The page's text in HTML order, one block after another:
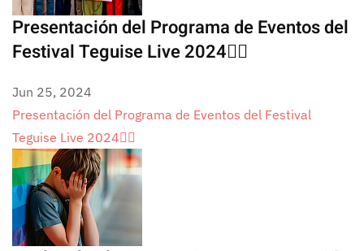
Presentación del Programa de Eventos del
Festival Teguise Live 2024🏳️‍🌈
Jun 25, 2024
Presentación del Programa de Eventos del Festival
Teguise Live 2024🏳️‍🌈